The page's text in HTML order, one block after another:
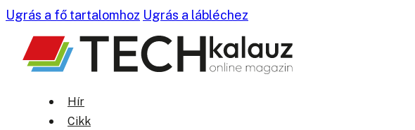
Ugrás a fő tartalomhoz Ugrás a lábléchez
Hír
Cikk